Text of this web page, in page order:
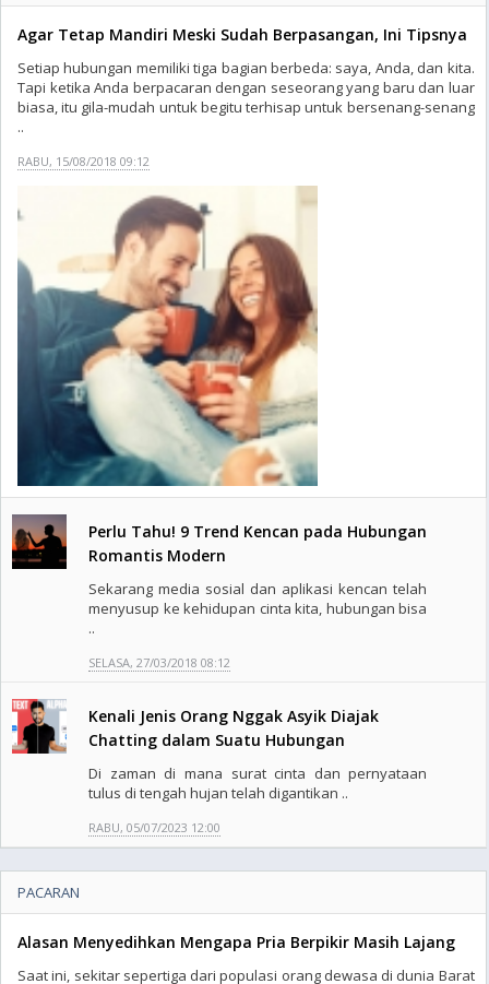
Agar Tetap Mandiri Meski Sudah Berpasangan, Ini Tipsnya
Setiap hubungan memiliki tiga bagian berbeda: saya, Anda, dan kita.
Tapi ketika Anda berpacaran dengan seseorang yang baru dan luar
biasa, itu gila-mudah untuk begitu terhisap untuk bersenang-senang
..
RABU, 15/08/2018 09:12
Perlu Tahu! 9 Trend Kencan pada Hubungan
Romantis Modern
Sekarang media sosial dan aplikasi kencan telah
menyusup ke kehidupan cinta kita, hubungan bisa
..
SELASA, 27/03/2018 08:12
Kenali Jenis Orang Nggak Asyik Diajak
Chatting dalam Suatu Hubungan
Di zaman di mana surat cinta dan pernyataan
tulus di tengah hujan telah digantikan ..
RABU, 05/07/2023 12:00
PACARAN
Alasan Menyedihkan Mengapa Pria Berpikir Masih Lajang
Saat ini, sekitar sepertiga dari populasi orang dewasa di dunia Barat